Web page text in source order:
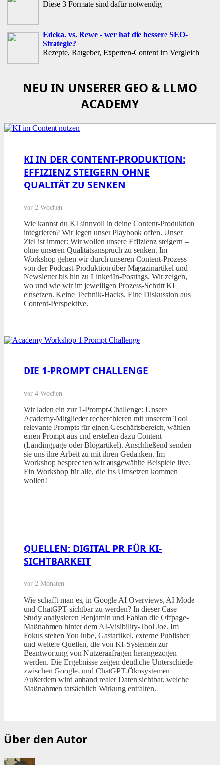
Diese 3 Formate sind dafür notwendig
Edeka. vs. Rewe - wer hat die bessere SEO-
Strategie?
Rezepte, Ratgeber, Experten-Content im Vergleich
NEU IN UNSERER GEO & LLMO
ACADEMY
KI IN DER CONTENT-PRODUKTION:
EFFIZIENZ STEIGERN OHNE
QUALITÄT ZU SENKEN
vor 2 Wochen
Wie kannst du KI sinnvoll in deine Content-Produktion
integrieren? Wir legen unser Playbook offen. Unser
Ziel ist immer: Wir wollen unsere Effizienz steigern –
ohne unseren Qualitätsanspruch zu senken. Im
Workshop gehen wir durch unseren Content-Prozess –
von der Podcast-Produktion über Magazinartikel und
Newsletter bis hin zu LinkedIn-Postings. Wir zeigen,
wo und wie wir im jeweiligen Prozess-Schritt KI
einsetzen. Keine Technik-Hacks. Eine Diskussion aus
Content-Perspektive.
DIE 1-PROMPT CHALLENGE
vor 4 Wochen
Wir laden ein zur 1-Prompt-Challenge: Unsere
Academy-Mitglieder recherchieren mit unserem Tool
relevante Prompts für einen Geschäftsbereich, wählen
einen Prompt aus und erstellen dazu Content
(Landingpage oder Blogartikel). Anschließend senden
sie uns ihre Arbeit zu mit ihren Gedanken. Im
Workshop besprechen wir ausgewählte Beispiele live.
Ein Workshop für alle, die ins Umsetzen kommen
wollen!
QUELLEN: DIGITAL PR FÜR KI-
SICHTBARKEIT
vor 2 Monaten
Wie schafft man es, in Google AI Overviews, AI Mode
und ChatGPT sichtbar zu werden? In dieser Case
Study analysieren Benjamin und Fabian die Offpage-
Maßnahmen hinter dem AI-Visibility-Tool Joe. Im
Fokus stehen YouTube, Gastartikel, externe Publisher
und weitere Quellen, die von KI-Systemen zur
Beantwortung von Nutzeranfragen herangezogen
werden. Die Ergebnisse zeigen deutliche Unterschiede
zwischen Google- und ChatGPT-Ökosystemen.
Außerdem wird anhand realer Daten sichtbar, welche
Maßnahmen tatsächlich Wirkung entfalten.
Über den Autor